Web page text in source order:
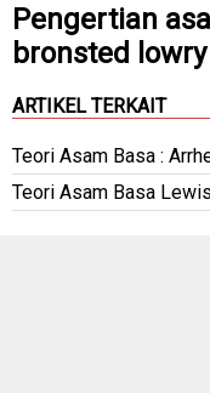
Pengertian
bronsted lowry
ARTIKEL TERKAIT
Teori Asam Basa :
Teori Asam Basa